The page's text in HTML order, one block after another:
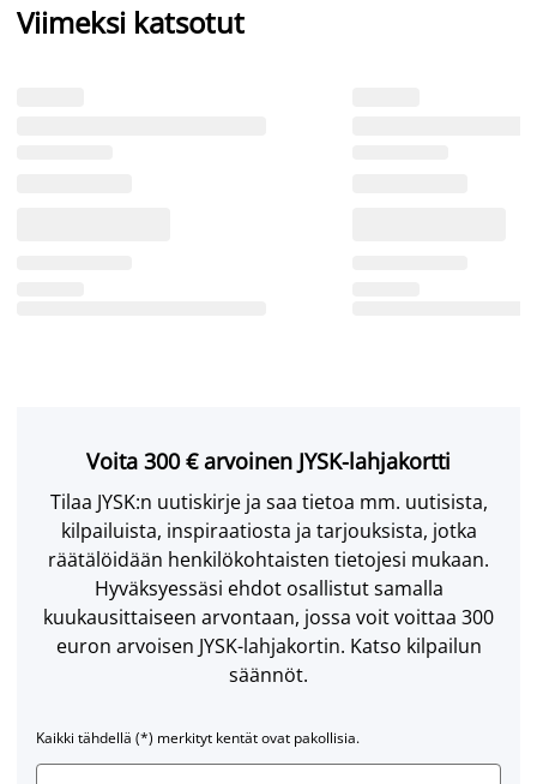
Viimeksi katsotut
Voita 300 € arvoinen JYSK-lahjakortti
Tilaa JYSK:n uutiskirje ja saa tietoa mm. uutisista,
kilpailuista, inspiraatiosta ja tarjouksista, jotka
räätälöidään henkilökohtaisten tietojesi mukaan.
Hyväksyessäsi ehdot osallistut samalla
kuukausittaiseen arvontaan, jossa voit voittaa 300
euron arvoisen JYSK-lahjakortin. Katso kilpailun
säännöt.
Kaikki tähdellä (*) merkityt kentät ovat pakollisia.